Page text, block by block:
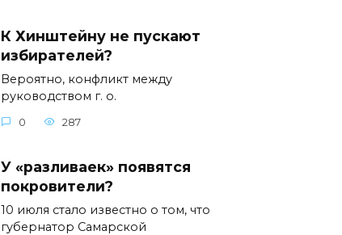
К Хинштейну не пускают
избирателей?
Вероятно, конфликт между
руководством г. о.
0 287
У «разливаек» появятся
покровители?
10 июля стало известно о том, что
губернатор Самарской